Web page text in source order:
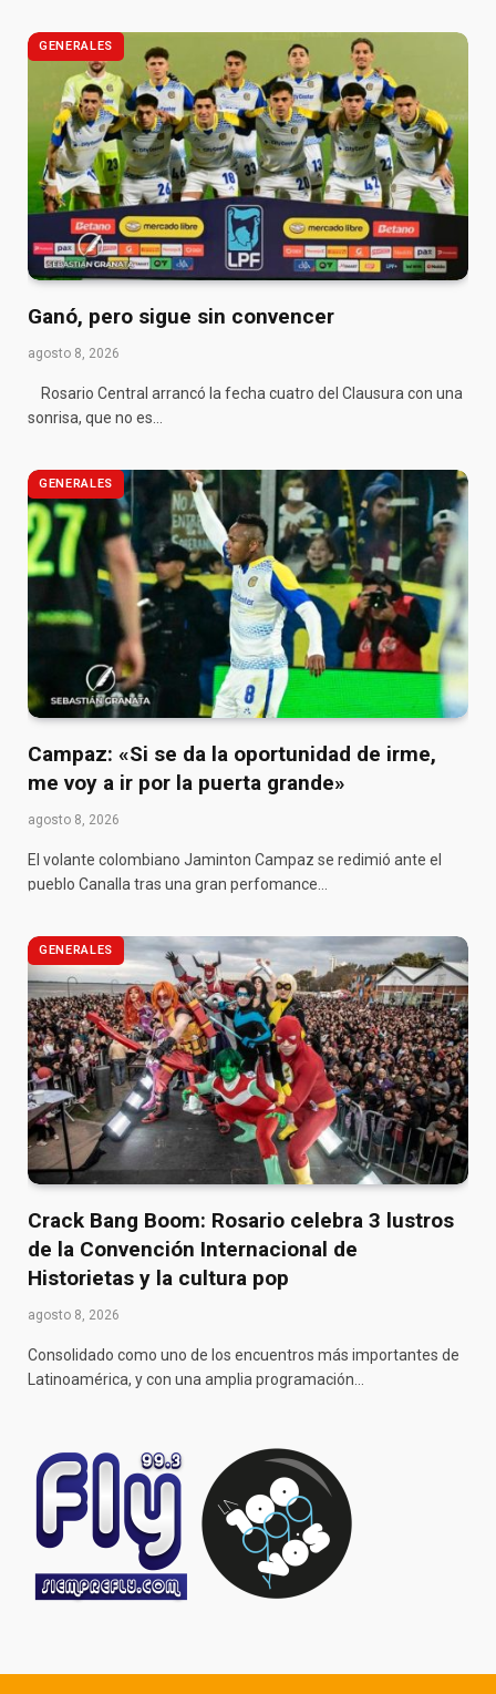
GENERALES
Ganó, pero sigue sin convencer
agosto 8, 2026
Rosario Central arrancó la fecha cuatro del Clausura con una
sonrisa, que no es…
GENERALES
Campaz: «Si se da la oportunidad de irme,
me voy a ir por la puerta grande»
agosto 8, 2026
El volante colombiano Jaminton Campaz se redimió ante el
pueblo Canalla tras una gran perfomance…
GENERALES
Crack Bang Boom: Rosario celebra 3 lustros
de la Convención Internacional de
Historietas y la cultura pop
agosto 8, 2026
Consolidado como uno de los encuentros más importantes de
Latinoamérica, y con una amplia programación…